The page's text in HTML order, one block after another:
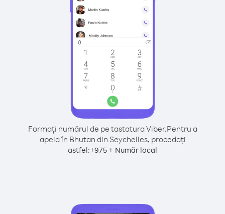
Formați numărul de pe tastatura Viber.Pentru a
apela în Bhutan din Seychelles, procedați
astfel:+975 + Număr local